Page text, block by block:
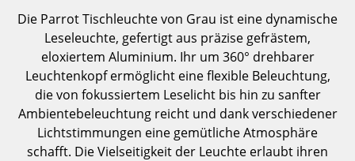
Servierwagen
Einzelteile
... alle Tische
Aufbewahren
Regale & Schränke
Die Parrot Tischleuchte von Grau ist eine dynamische
Leseleuchte, gefertigt aus präzise gefrästem,
eloxiertem Aluminium. Ihr um 360° drehbarer
Leuchtenkopf ermöglicht eine flexible Beleuchtung,
die von fokussiertem Leselicht bis hin zu sanfter
Ambientebeleuchtung reicht und dank verschiedener
Lichtstimmungen eine gemütliche Atmosphäre
schafft. Die Vielseitigkeit der Leuchte erlaubt ihren